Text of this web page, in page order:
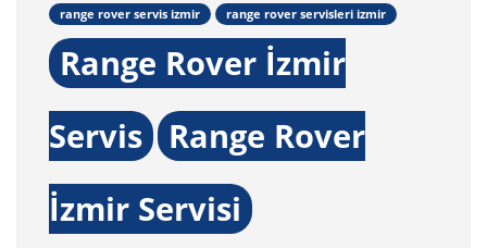
range rover servis izmir range rover servisleri izmir
Range Rover İzmir
Servis
Range Rover
İzmir Servisi